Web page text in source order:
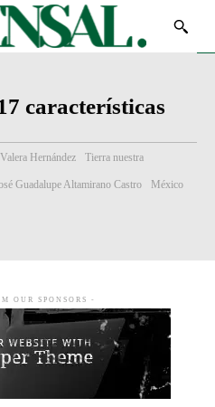
características
Hernández Tierra nuestra
Guadalupe Altamirano Castro México
OUR SPONSORS -